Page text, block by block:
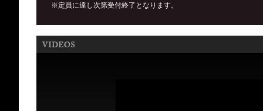
※定員に達し次第受付終了となります。